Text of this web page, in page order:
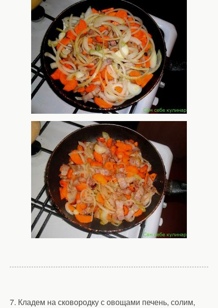
7. Кладем на сковородку с овощами печень, солим,